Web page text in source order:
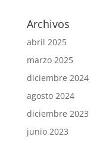
Archivos
abril 2025
marzo 2025
diciembre 2024
agosto 2024
diciembre 2023
junio 2023